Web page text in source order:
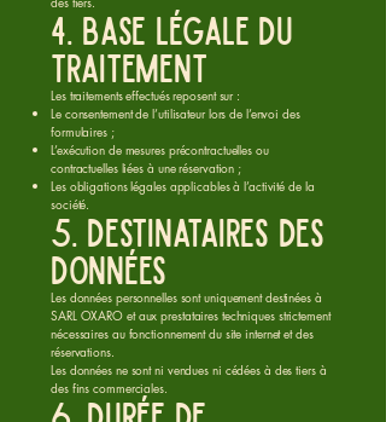
4. Base légale du
traitement
Les traitements effectués reposent sur :
Le consentement de l’utilisateur lors de l’envoi des
formulaires ;
L’exécution de mesures précontractuelles ou
contractuelles liées à une réservation ;
Les obligations légales applicables à l’activité de la
société.
5. Destinataires des
données
Les données personnelles sont uniquement destinées à
SARL OXARO et aux prestataires techniques strictement
nécessaires au fonctionnement du site internet et des
réservations.
Les données ne sont ni vendues ni cédées à des tiers à
des fins commerciales.